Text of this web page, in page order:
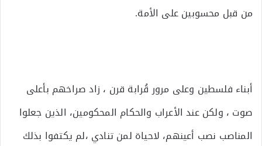
من قبل محسوبين على الأمة.
أبناء فلسطين وعلى مرور قُرابة قرن ، زاد صراخهم بأعلى
صوت ، ولكن عند الأعراب والحكام المحكومين، الذين جعلوا
المناصب نصب أعينهم، لاحياة لمن تنادي ،لم يكتفوا بذلك